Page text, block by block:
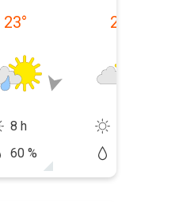
23°
8 h
60 %
21